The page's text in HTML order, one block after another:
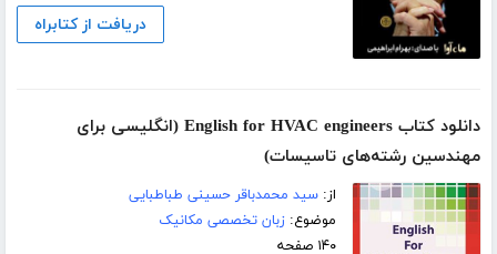
دریافت از کتابراه
دانلود کتاب English for HVAC engineers (انگلیسی برای
مهندسین رشته‌های تاسیسات)
از:سید محمدباقر حسینی طباطبایی
موضوع:زبان تخصصی مکانیک
۱۴۰ صفحه